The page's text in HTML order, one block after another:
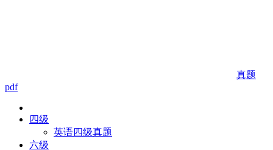
真题
pdf
四级
英语四级真题
六级